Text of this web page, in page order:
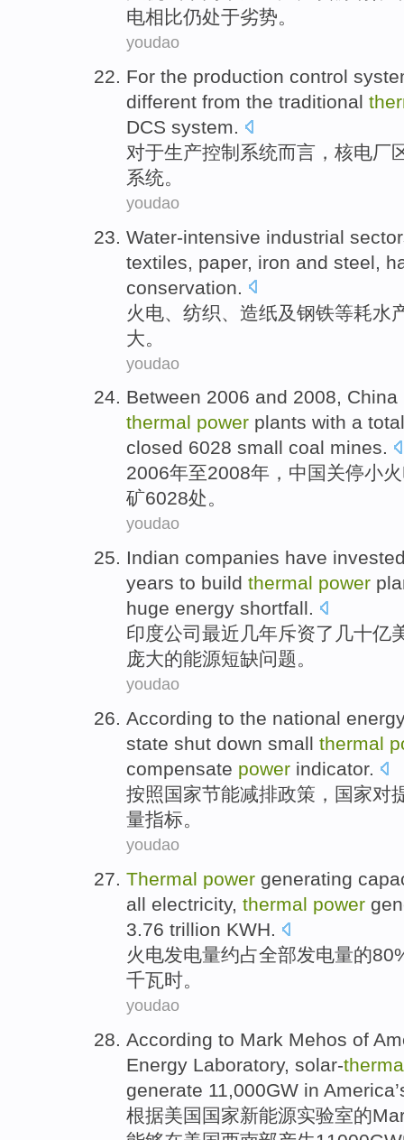
电相比仍处于劣势。
youdao
For the production control
different from the traditional
DCS system.
对于生产控制 系统而言， 核电厂
系统。
youdao
Water-intensive industrial
textiles , paper, iron and steel ,
conservation.
火电
纺织 、造纸及钢铁等耗水
大 。
youdao
Between 2006 and 2008, China
thermal power plants with a
closed 6028 small coal mines.
2006年至2008年， 中国关停小
矿6028处。
youdao
Indian companies have
years to build thermal power
huge energy shortfall.
印度公司 最近 几年斥资了 几十亿
庞大的能源短缺问题。
youdao
According to the national
state shut down small thermal
compensate power indicator.
按照 国家节能减排政策 ， 国家对
量指标。
youdao
Thermal power generating
all electricity, thermal power
3.76 trillion KWH.
火电发电量约占全部发电量的
千瓦时。
youdao
According to Mark Mehos of
Energy Laboratory, solar-
generate 11,000GW in America
根据美国国家新能源实验室的